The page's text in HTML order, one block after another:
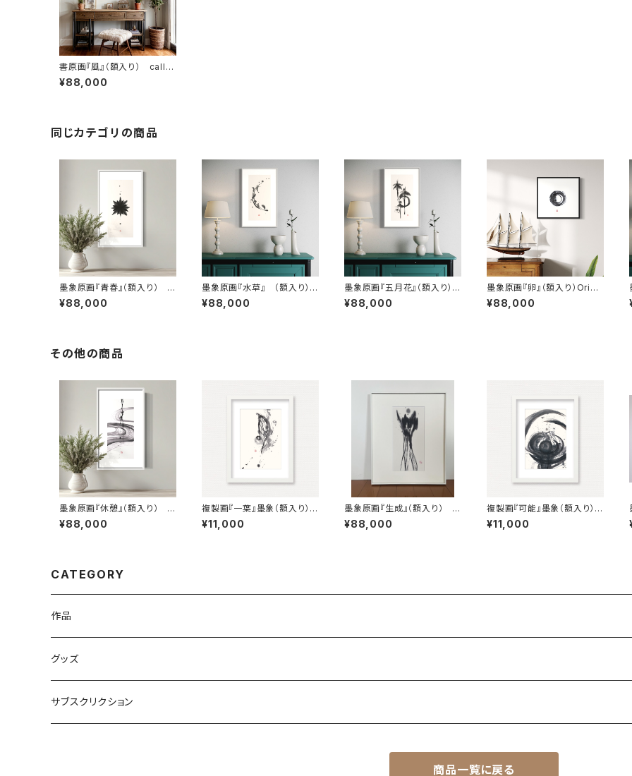
書原画『風』（額入り） callig
raphy「Wind」（Framed）
¥88,000
同じカテゴリの商品
墨象原画『青春』（額入り） O
riginal Painting「April tim
e」（Framed）
¥88,000
墨象原画『水草』 （額入り）O
riginal Painting「Water pl
ant」（Framed）
¥88,000
墨象原画『五月花』（額入り）O
riginal Painting「May flow
ers」（Framed）
¥88,000
墨象原画『卵』（額入り）Origi
nal Painting「Egg」（Frame
d）
¥88,000
その他の商品
墨象原画『休憩』（額入り） O
riginal Painting「Break」（F
ramed）
¥88,000
複製画『一葉』墨象（額入り） R
eproduction painting「On
e leaf」（Framed）
¥11,000
墨象原画『生成』（額入り） O
riginal Painting「Generat
e」（Framed）
¥88,000
複製画『可能』墨象（額入り） R
eproduction painting「po
ssible」（Framed）
¥11,000
CATEGORY
作品
原画
複製画
グッズ
サブスクリクション
商品一覧に戻る